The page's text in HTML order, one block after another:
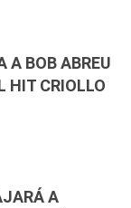
A BOB ABREU
HIT CRIOLLO
A